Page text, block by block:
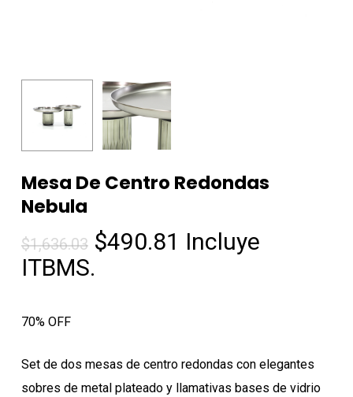
Mesa De Centro Redondas
Nebula
$1,636.03 El
$490.81 El
Incluye
ITBMS.
70% OFF
Set de dos mesas de centro redondas con elegantes
sobres de metal plateado y llamativas bases de vidrio